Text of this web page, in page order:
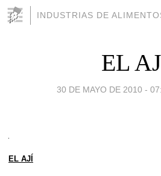
INDUSTRIAS DE
EL
30 DE MAYO DE 2010 -
EL AJÍ